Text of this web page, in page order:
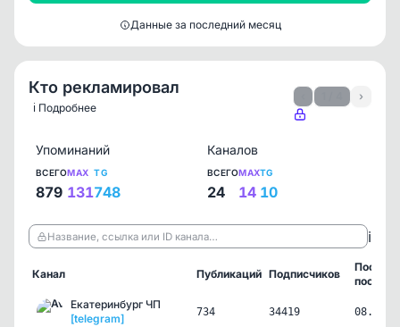
Данные за последний месяц
Кто рекламировал
ℹ️ Подробнее
›
Упоминаний
ВСЕГО
879
MAX
131
TG
748
Каналов
ВСЕГО
24
MAX
14
TG
10
Название, ссылка или ID канала… ℹ️
Канал Публикаций Подписчиков
пост
Екатеринбург ЧП
[telegram]
734 34419